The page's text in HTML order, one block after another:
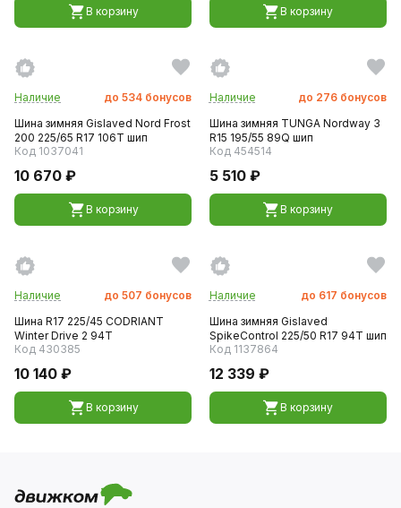
В корзину В корзину
Наличие до 534 бонусов
Шина зимняя Gislaved Nord Frost
200 225/65 R17 106T шип
Код 1037041
10 670 ₽
В корзину
Наличие до 276 бонусов
Шина зимняя TUNGA Nordway 3
R15 195/55 89Q шип
Код 454514
5 510 ₽
В корзину
Наличие до 507 бонусов
Шина R17 225/45 CODRIANT
Winter Drive 2 94T
Код 430385
10 140 ₽
В корзину
Наличие до 617 бонусов
Шина зимняя Gislaved
SpikeControl 225/50 R17 94T шип
Код 1137864
12 339 ₽
В корзину